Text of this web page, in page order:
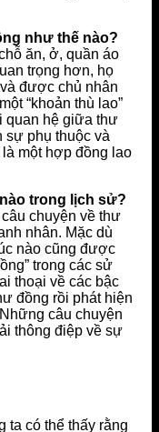
như thế nào?
ăn, ở, quần áo
trọng hơn, họ
được chủ nhân
“khoản thù lao”
quan hệ giữa thư
sự phụ thuộc và
một hợp đồng lao
trong lịch sử?
chuyện về thư
nhân. Mặc dù
nào cũng được
trong các sử
thoại về các bậc
đồng rồi phát hiện
câu chuyện
thông điệp về sự
ta có thể thấy rằng